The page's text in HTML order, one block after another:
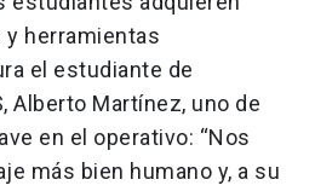
herramientas
el estudiante de
Alberto Martínez, uno de
en el operativo: “Nos
más bien humano y, a su